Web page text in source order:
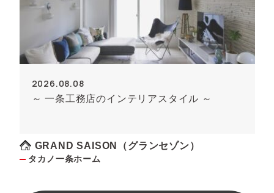
2026.08.08
～ 一条工務店のインテリアスタイル ～
GRAND SAISON（グランセゾン）
タカノ一条ホーム